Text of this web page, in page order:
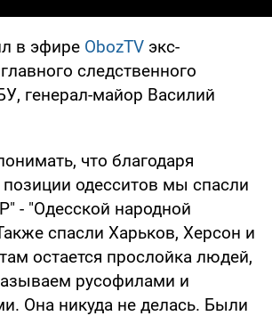
в эфире ObozTV экс-
следственного
генерал-майор Василий
что благодаря
позиции одесситов мы спасли
- "Одесской народной
спасли Харьков, Херсон и
остается прослойка людей,
русофилами и
Она никуда не делась. Были